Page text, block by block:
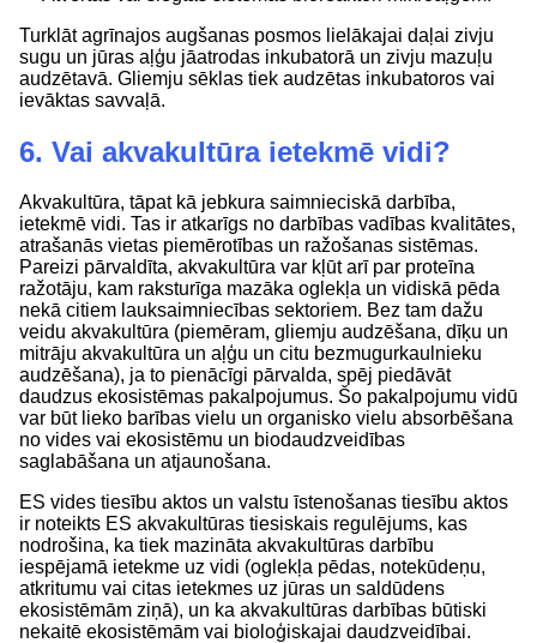
Turklāt agrīnajos augšanas posmos lielākajai daļai zivju
sugu un jūras aļģu jāatrodas inkubatorā un zivju mazuļu
audzētavā. Gliemju sēklas tiek audzētas inkubatoros vai
ievāktas savvaļā.
6. Vai akvakultūra ietekmē vidi?
Akvakultūra, tāpat kā jebkura saimnieciskā darbība,
ietekmē vidi. Tas ir atkarīgs no darbības vadības kvalitātes,
atrašanās vietas piemērotības un ražošanas sistēmas.
Pareizi pārvaldīta, akvakultūra var kļūt arī par proteīna
ražotāju, kam raksturīga mazāka oglekļa un vidiskā pēda
nekā citiem lauksaimniecības sektoriem. Bez tam dažu
veidu akvakultūra (piemēram, gliemju audzēšana, dīķu un
mitrāju akvakultūra un aļģu un citu bezmugurkaulnieku
audzēšana), ja to pienācīgi pārvalda, spēj piedāvāt
daudzus ekosistēmas pakalpojumus. Šo pakalpojumu vidū
var būt lieko barības vielu un organisko vielu absorbēšana
no vides vai ekosistēmu un biodaudzveidības
saglabāšana un atjaunošana.
ES vides tiesību aktos un valstu īstenošanas tiesību aktos
ir noteikts ES akvakultūras tiesiskais regulējums, kas
nodrošina, ka tiek mazināta akvakultūras darbību
iespējamā ietekme uz vidi (oglekļa pēdas, notekūdeņu,
atkritumu vai citas ietekmes uz jūras un saldūdens
ekosistēmām ziņā), un ka akvakultūras darbības būtiski
nekaitē ekosistēmām vai bioloģiskajai daudzveidībai.